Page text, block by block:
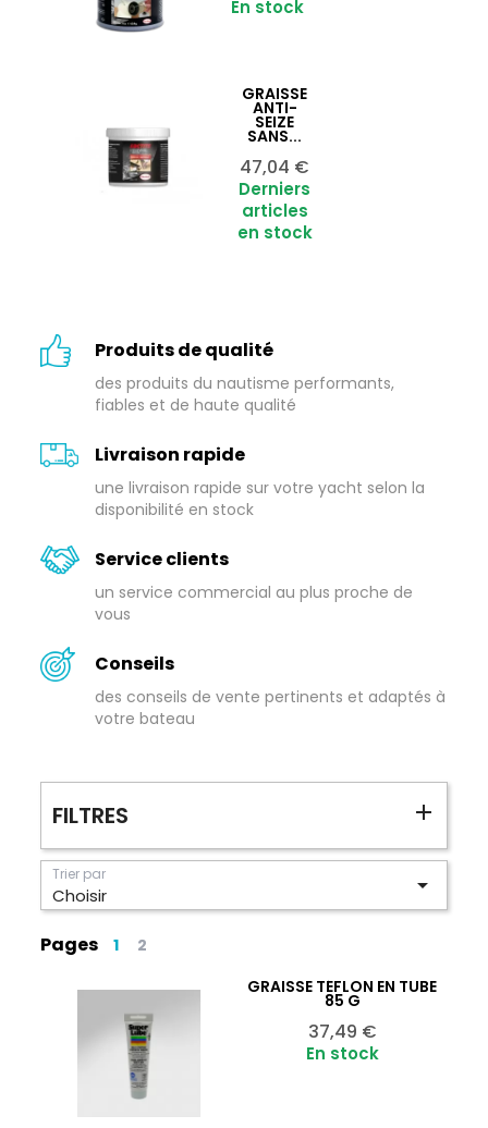
En stock
Ajouter au panierGRAISSE
ANTI-
SEIZE
SANS...
Prix
47,04 €
Derniers
articles
en stock
Produits de qualité
des produits du nautisme performants,
fiables et de haute qualité
Livraison rapide
une livraison rapide sur votre yacht selon la
disponibilité en stock
Service clients
un service commercial au plus proche de
vous
Conseils
des conseils de vente pertinents et adaptés à
votre bateau
FILTRES
Trier par
Choisir 
Pages 1 2
Ajouter au panier
GRAISSE TÉFLON EN TUBE
85 G
Prix
37,49 €
En stock